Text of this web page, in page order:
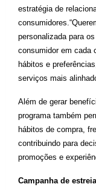
estratégia de
consumidores.
personalizada para
consumidor em cada
hábitos e
serviços mais
Além de gerar
programa também
hábitos de compra,
contribuindo para
promoções e
Campanha de